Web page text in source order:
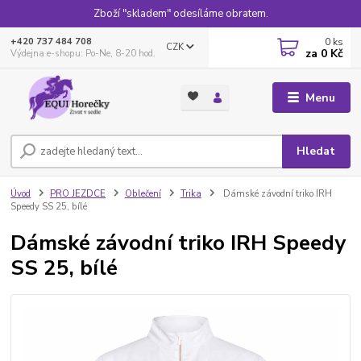
Zboží "skladem" odesíláme obratem.
Menu
CZK
Hledat
+420 737 484 708
Výdejna e-shopu: Po-Ne, 8-20 hod.
0 ks
za 0 Kč
Úvod PRO JEZDCE Oblečení Trika
Dámské závodní triko IRH
Speedy SS 25, bílé
Dámské závodní triko IRH Speedy
SS 25, bílé